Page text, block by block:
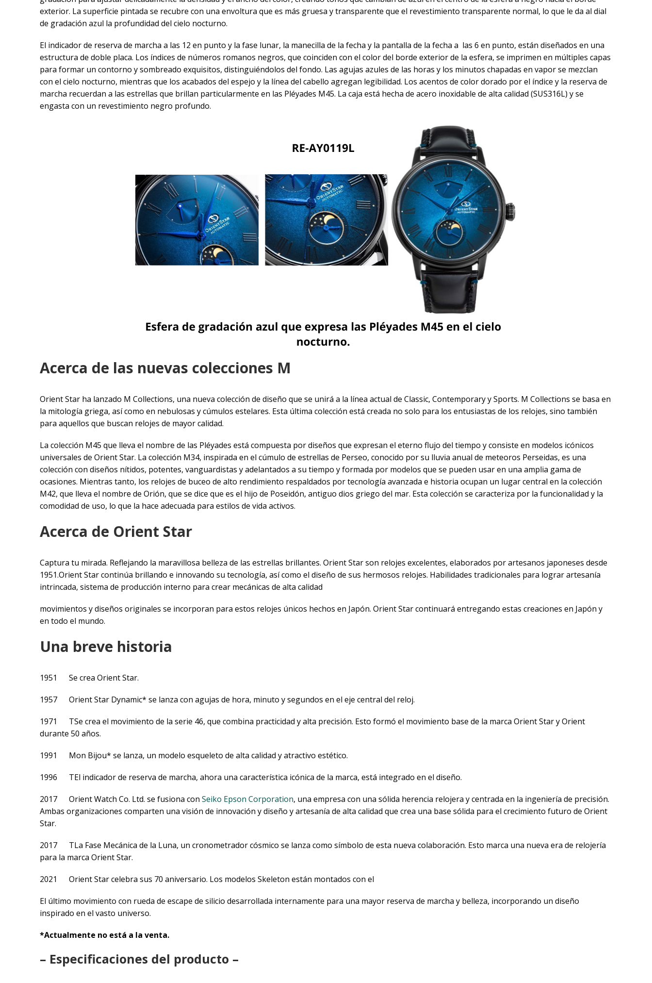
exterior. La superficie pintada se recubre con una envoltura que es más gruesa y transparente que el revestimiento transparente normal, lo que le da al dial
de gradación azul la profundidad del cielo nocturno.
El indicador de reserva de marcha a las 12 en punto y la fase lunar, la manecilla de la fecha y la pantalla de la fecha a las 6 en punto, están diseñados en una
estructura de doble placa. Los índices de números romanos negros, que coinciden con el color del borde exterior de la esfera, se imprimen en múltiples capas
para formar un contorno y sombreado exquisitos, distinguiéndolos del fondo. Las agujas azules de las horas y los minutos chapadas en vapor se mezclan
con el cielo nocturno, mientras que los acabados del espejo y la línea del cabello agregan legibilidad. Los acentos de color dorado por el índice y la reserva de
marcha recuerdan a las estrellas que brillan particularmente en las Pléyades M45. La caja está hecha de acero inoxidable de alta calidad (SUS316L) y se
engasta con un revestimiento negro profundo.
Acerca de las nuevas colecciones M
Orient Star ha lanzado M Collections, una nueva colección de diseño que se unirá a la línea actual de Classic, Contemporary y Sports. M Collections se basa en
la mitología griega, así como en nebulosas y cúmulos estelares. Esta última colección está creada no solo para los entusiastas de los relojes, sino también
para aquellos que buscan relojes de mayor calidad.
La colección M45 que lleva el nombre de las Pléyades está compuesta por diseños que expresan el eterno flujo del tiempo y consiste en modelos icónicos
universales de Orient Star. La colección M34, inspirada en el cúmulo de estrellas de Perseo, conocido por su lluvia anual de meteoros Perseidas, es una
colección con diseños nítidos, potentes, vanguardistas y adelantados a su tiempo y formada por modelos que se pueden usar en una amplia gama de
ocasiones. Mientras tanto, los relojes de buceo de alto rendimiento respaldados por tecnología avanzada e historia ocupan un lugar central en la colección
M42, que lleva el nombre de Orión, que se dice que es el hijo de Poseidón, antiguo dios griego del mar. Esta colección se caracteriza por la funcionalidad y la
comodidad de uso, lo que la hace adecuada para estilos de vida activos.
Acerca de Orient Star
Captura tu mirada. Reflejando la maravillosa belleza de las estrellas brillantes. Orient Star son relojes excelentes, elaborados por artesanos japoneses desde
1951.Orient Star continúa brillando e innovando su tecnología, así como el diseño de sus hermosos relojes. Habilidades tradicionales para lograr artesanía
intrincada, sistema de producción interno para crear mecánicas de alta calidad
movimientos y diseños originales se incorporan para estos relojes únicos hechos en Japón. Orient Star continuará entregando estas creaciones en Japón y
en todo el mundo.
Una breve historia
1951 Se crea Orient Star.
1957 Orient Star Dynamic* se lanza con agujas de hora, minuto y segundos en el eje central del reloj.
1971 TSe crea el movimiento de la serie 46, que combina practicidad y alta precisión. Esto formó el movimiento base de la marca Orient Star y Orient
durante 50 años.
1991 Mon Bijou* se lanza, un modelo esqueleto de alta calidad y atractivo estético.
1996 TEl indicador de reserva de marcha, ahora una característica icónica de la marca, está integrado en el diseño.
2017 Orient Watch Co. Ltd. se fusiona con Seiko Epson Corporation, una empresa con una sólida herencia relojera y centrada en la ingeniería de precisión.
Ambas organizaciones comparten una visión de innovación y diseño y artesanía de alta calidad que crea una base sólida para el crecimiento futuro de Orient
Star.
2017 TLa Fase Mecánica de la Luna, un cronometrador cósmico se lanza como símbolo de esta nueva colaboración. Esto marca una nueva era de relojería
para la marca Orient Star.
2021 Orient Star celebra sus 70 aniversario. Los modelos Skeleton están montados con el
El último movimiento con rueda de escape de silicio desarrollada internamente para una mayor reserva de marcha y belleza, incorporando un diseño
inspirado en el vasto universo.
*Actualmente no está a la venta.
– Especificaciones del producto –